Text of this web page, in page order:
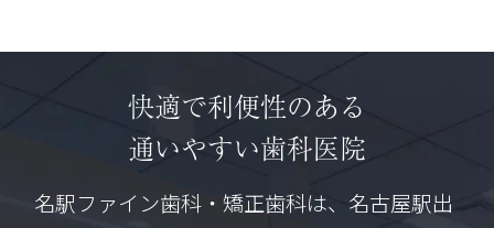
快適で利便性のある
通いやすい歯科医院
名駅ファイン歯科・矯正歯科は、名古屋駅出